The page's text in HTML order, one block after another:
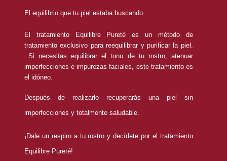
El equilibrio que tu piel estaba buscando.
El tratamiento Equilibre Pureté es un método de
tratamiento exclusivo para reequilibrar y purificar la piel.
Si necesitas equilibrar el tono de tu rostro, atenuar
imperfecciones e impurezas faciales, este tratamiento es
el idóneo.
Después de realizarlo recuperarás una piel sin
imperfecciones y totalmente saludable.
¡Dale un respiro a tu rostro y decídete por el tratamiento
Equilibre Pureté!